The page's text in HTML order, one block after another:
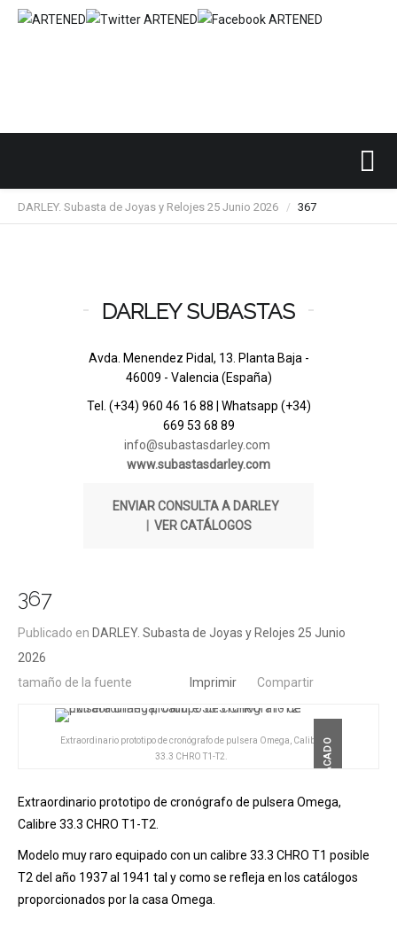
DARLEY. Subasta de Joyas y Relojes 25 Junio 2026 / 367
DARLEY SUBASTAS
Avda. Menendez Pidal, 13. Planta Baja -
46009 - Valencia (España)
Tel. (+34) 960 46 16 88 | Whatsapp (+34)
669 53 68 89
info@subastasdarley.com
www.subastasdarley.com
ENVIAR CONSULTA A DARLEY
VER CATÁLOGOS
367
Publicado en DARLEY. Subasta de Joyas y Relojes 25 Junio
2026
tamaño de la fuente
Imprimir Compartir
DESTACADO
Extraordinario prototipo de cronógrafo de pulsera Omega, Calibre
33.3 CHRO T1-T2.
Extraordinario prototipo de cronógrafo de pulsera Omega,
Calibre 33.3 CHRO T1-T2.
Modelo muy raro equipado con un calibre 33.3 CHRO T1 posible
T2 del año 1937 al 1941 tal y como se refleja en los catálogos
proporcionados por la casa Omega.